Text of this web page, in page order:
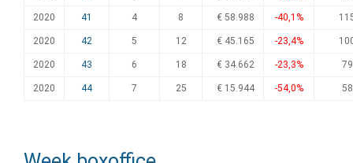
2020 41 4 8 € 58.988 -40,1%
2020 42 5 12 € 45.165 -23,4%
2020 43 6 18 € 34.662 -23,3% 79
2020 44 7 25 € 15.944 -54,0% 58